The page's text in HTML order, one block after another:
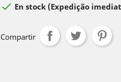
 En stock (Expedição
Compartir